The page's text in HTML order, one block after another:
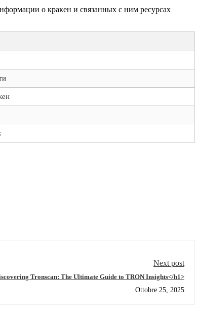
о кракен и связанных с ним ресурсах
Next post
Tronscan: The Ultimate Guide to TRON Insights</h1>
Ottobre 25, 2025